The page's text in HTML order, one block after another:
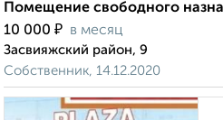
Помещение свободного
10 000 ₽ в месяц
Засвияжский район, 9
Собственник, 14.12.2020